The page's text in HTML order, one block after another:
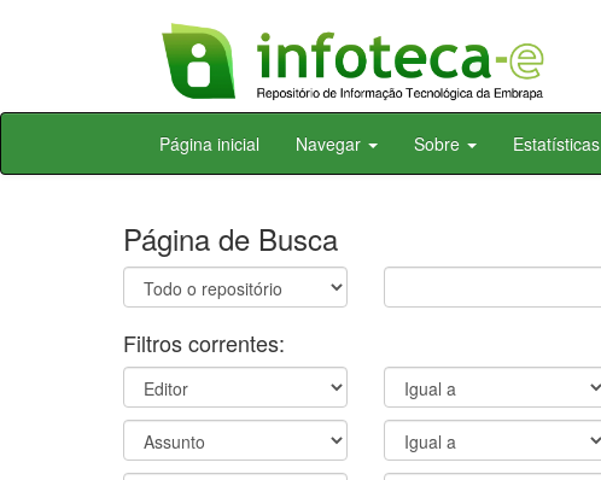
Skip
Página inicial Navegar Sobre Estatísticas
Página de Busca
Filtros correntes: